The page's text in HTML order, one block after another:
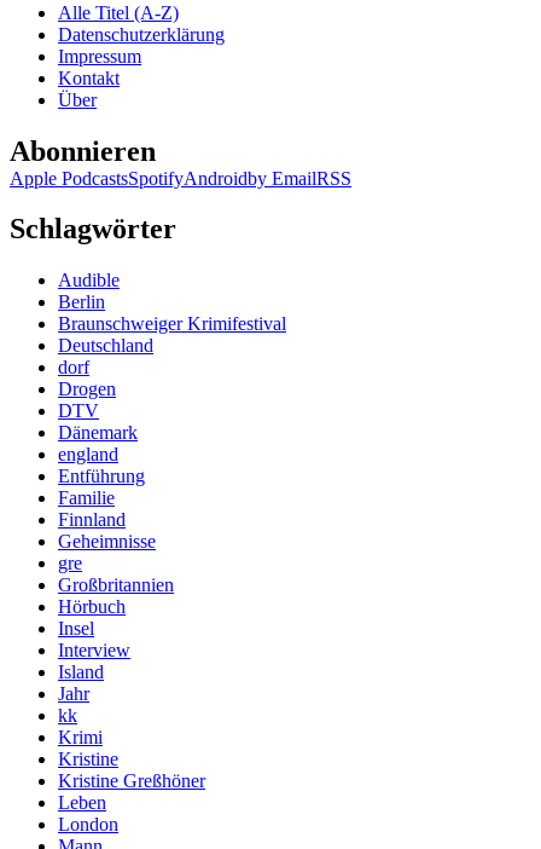
Alle Titel (A-Z)
Datenschutzerklärung
Impressum
Kontakt
Über
Abonnieren
Apple PodcastsSpotifyAndroidby EmailRSS
Schlagwörter
Audible
Berlin
Braunschweiger Krimifestival
Deutschland
dorf
Drogen
DTV
Dänemark
england
Entführung
Familie
Finnland
Geheimnisse
gre
Großbritannien
Hörbuch
Insel
Interview
Island
Jahr
kk
Krimi
Kristine
Kristine Greßhöner
Leben
London